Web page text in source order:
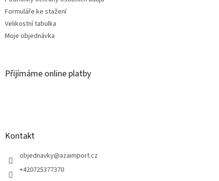
Formuláře ke stažení
Velikostní tabulka
Moje objednávka
Přijímáme online platby
Kontakt
objednavky@azaimport.cz
+420725377370